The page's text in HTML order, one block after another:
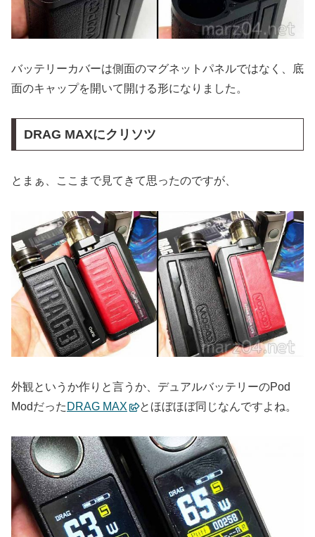
バッテリーカバーは側面のマグネットパネルではなく、底
面のキャップを開いて開ける形になりました。
DRAG MAXにクリソツ
とまぁ、ここまで見てきて思ったのですが、
外観というか作りと言うか、デュアルバッテリーのPod
Modだった DRAG MAX とほぼほぼ同じなんですよね。